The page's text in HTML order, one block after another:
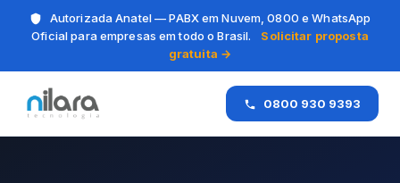
Autorizada Anatel — PABX em Nuvem, 0800 e WhatsApp
Oficial para empresas em todo o Brasil.
Solicitar proposta
gratuita →
0800 930 9393